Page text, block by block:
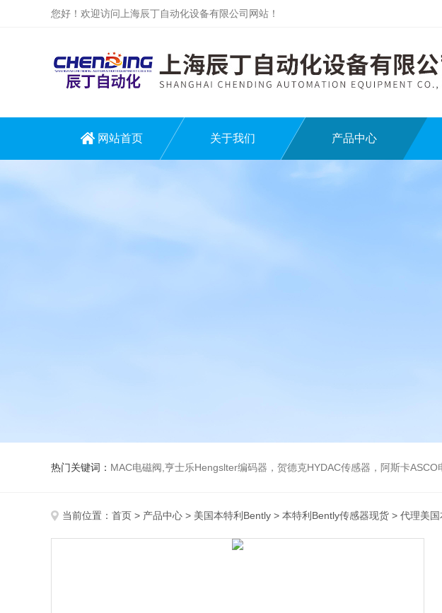
您好！欢迎访问上海辰丁自动化设备有限公司网站！
网站首页 关于我们 产品中心
热门关键词： MAC电磁阀,亨士乐Hengslter编码器，贺德克HYDAC传感器，阿斯卡ASCO电磁阀，阿托斯ATOS阀，力士乐Rexroth泵，爱普EPRO传感
当前位置： 首页 > 产品中心 > 美国本特利Bently > 本特利Bently传感器现货 > 代理美